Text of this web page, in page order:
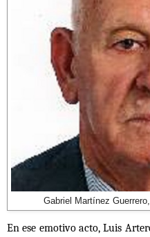
Gabriel Martínez
En ese emotivo acto,Luis